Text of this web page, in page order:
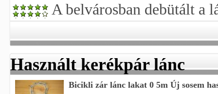
A belvárosban debütált a
Használt kerékpár lánc
Bicikli zár lánc lakat 0 5m Új sosem